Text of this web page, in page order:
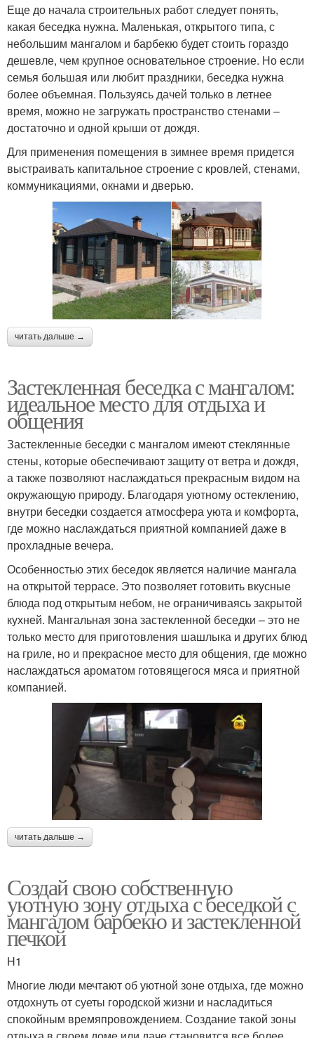
Еще до начала строительных работ следует понять,
какая беседка нужна. Маленькая, открытого типа, с
небольшим мангалом и барбекю будет стоить гораздо
дешевле, чем крупное основательное строение. Но если
семья большая или любит праздники, беседка нужна
более объемная. Пользуясь дачей только в летнее
время, можно не загружать пространство стенами –
достаточно и одной крыши от дождя.
Для применения помещения в зимнее время придется
выстраивать капитальное строение с кровлей, стенами,
коммуникациями, окнами и дверью.
читать дальше →
Застекленная беседка с мангалом:
идеальное место для отдыха и
общения
Застекленные беседки с мангалом имеют стеклянные
стены, которые обеспечивают защиту от ветра и дождя,
а также позволяют наслаждаться прекрасным видом на
окружающую природу. Благодаря уютному остеклению,
внутри беседки создается атмосфера уюта и комфорта,
где можно наслаждаться приятной компанией даже в
прохладные вечера.
Особенностью этих беседок является наличие мангала
на открытой террасе. Это позволяет готовить вкусные
блюда под открытым небом, не ограничиваясь закрытой
кухней. Мангальная зона застекленной беседки – это не
только место для приготовления шашлыка и других блюд
на гриле, но и прекрасное место для общения, где можно
наслаждаться ароматом готовящегося мяса и приятной
компанией.
читать дальше →
Создай свою собственную
уютную зону отдыха с беседкой с
мангалом барбекю и застекленной
печкой
H1
Многие люди мечтают об уютной зоне отдыха, где можно
отдохнуть от суеты городской жизни и насладиться
спокойным времяпровождением. Создание такой зоны